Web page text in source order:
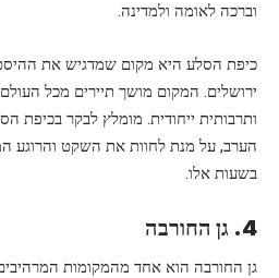
וברכה לאומה ולמדינה.
כיפת הסלע היא מקום שמדגיש את
ירושלים. המקום מושך תיירים מכל
ותרבותית ייחודית. מומלץ לבקר בכיפת
הערב, על מנת לחוות את השקט והרוגע
בשעות אלו.
4. גן החורבה
גן החורבה הוא אחד מהמקומות